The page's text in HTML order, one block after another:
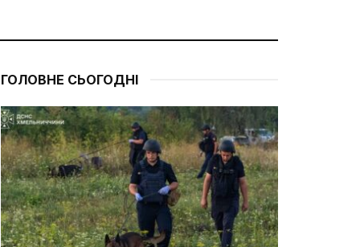
ГОЛОВНЕ СЬОГОДНІ